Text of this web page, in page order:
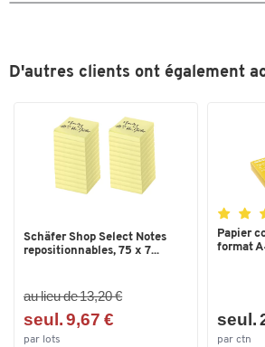
D'autres clients ont également
Schäfer Shop Select Notes
repositionnables, 75 x 7...
au lieu de 13,20 €
seul. 9,67 €
par lots
Papier
format
seul.
par ctn